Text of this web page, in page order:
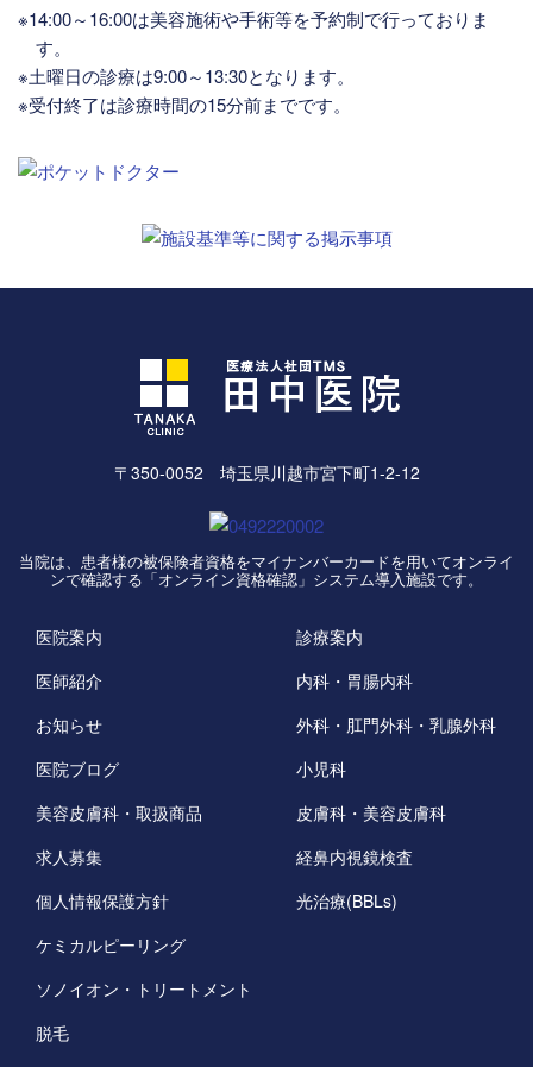
※14:00～16:00は美容施術や手術等を予約制で行っておりま
す。
※土曜日の診療は9:00～13:30となります。
※受付終了は診療時間の15分前までです。
〒350-0052 埼玉県川越市宮下町1-2-12
当院は、患者様の被保険者資格をマイナンバーカードを用いてオンライ
ンで確認する「オンライン資格確認」システム導入施設です。
医院案内
医師紹介
お知らせ
医院ブログ
美容皮膚科・取扱商品
求人募集
個人情報保護方針
診療案内
内科・胃腸内科
外科・肛門外科・乳腺外科
小児科
皮膚科・美容皮膚科
経鼻内視鏡検査
光治療(BBLs)
ケミカルピーリング
ソノイオン・トリートメント
脱毛